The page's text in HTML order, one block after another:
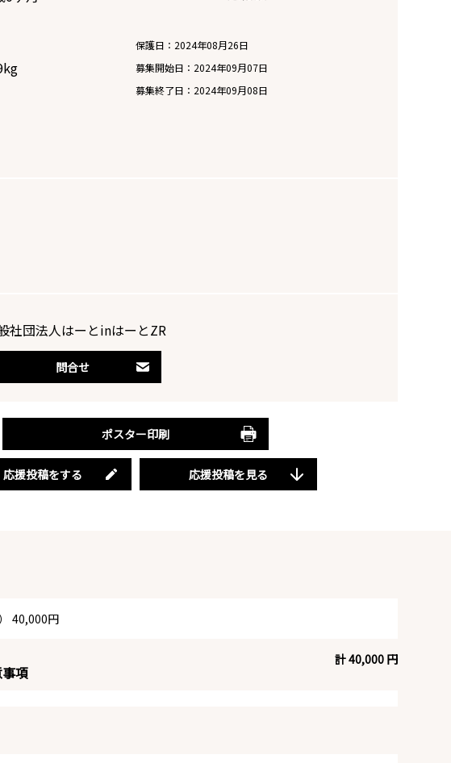
kg
保護日：2024年08月26日
募集開始日： 2024年09月07日
募集終了日： 2024年09月08日
社団法人はーとinはーとZR
問合せ
ポスター印刷
応援投稿をする 応援投稿を見る
40,000円
計 40,000 円
項